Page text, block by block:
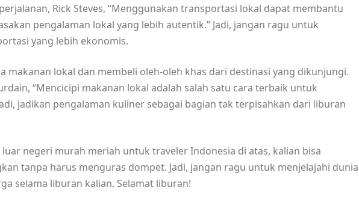
Rick Steves, “Menggunakan transportasi lokal dapat membantu
pengalaman lokal yang lebih autentik.” Jadi, jangan ragu untuk
yang lebih ekonomis.
makanan lokal dan membeli oleh-oleh khas dari destinasi yang dikunjungi.
“Mencicipi makanan lokal adalah salah satu cara terbaik untuk
jadikan pengalaman kuliner sebagai bagian tak terpisahkan dari liburan
negeri murah meriah untuk traveler Indonesia di atas, kalian bisa
tanpa harus menguras dompet. Jadi, jangan ragu untuk menjelajahi dunia
selama liburan kalian. Selamat liburan!